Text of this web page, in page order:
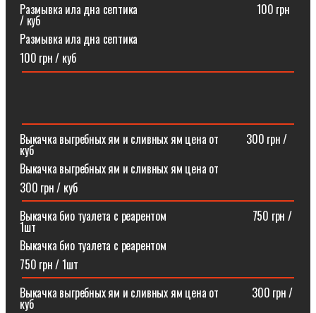
Размывка ила дна септика ⠀⠀⠀⠀⠀⠀⠀⠀⠀⠀⠀⠀⠀⠀100 грн
/ куб
Размывка ила дна септика
100 грн / куб
Выкачка выгребных ям и сливных ям цена от ⠀⠀⠀300 грн /
куб
Выкачка выгребных ям и сливных ям цена от
300 грн / куб
Выкачка био туалета с реарентом ⠀⠀⠀⠀⠀⠀⠀⠀⠀⠀750 грн /
1шт
Выкачка био туалета с реарентом
750 грн / 1шт
Выкачка выгребных ям и сливных ям цена от⠀⠀⠀⠀300 грн /
куб